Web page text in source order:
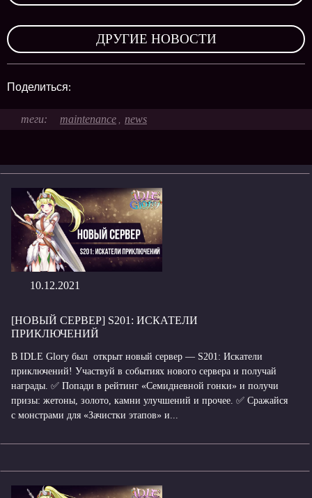
ДРУГИЕ НОВОСТИ
Поделиться:
maintenance , news
10.12.2021
[НОВЫЙ СЕРВЕР] S201: ИСКАТЕЛИ
ПРИКЛЮЧЕНИЙ
В IDLE Glory был открыт новый сервер — S201: Искатели
приключений! Участвуй в событиях нового сервера и получай
награды. ✅ Попади в рейтинг «Семидневной гонки» и получи
призы: жетоны, золото, камни улучшений и прочее. ✅ Сражайся
с монстрами для «Зачистки этапов» и...